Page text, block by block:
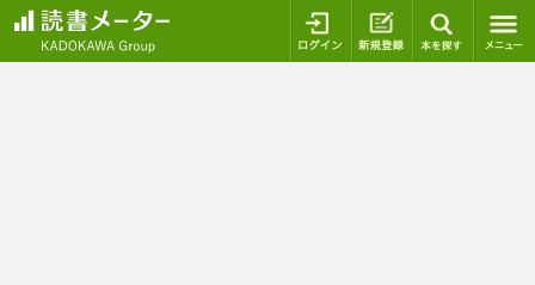
ログイン 新規登録